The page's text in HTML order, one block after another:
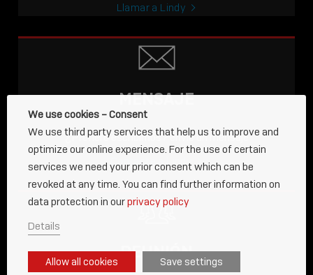
Llamar a Lindy
MENSAJE
¿Prefiere escribirnos? envíe un mensaje
Contacte a Lindy
REUNIÓN
We use cookies – Consent
We use third party services that help us to improve and
optimize our online experience. For the use of certain
services we need your prior consent which can be
revoked at any time. You can find further information on
data protection in ourprivacy policy
Details
Allow all cookies Save settings